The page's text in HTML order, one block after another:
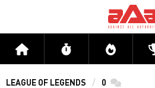
Accueil Flux Directs
LEAGUE OF LEGENDS 0